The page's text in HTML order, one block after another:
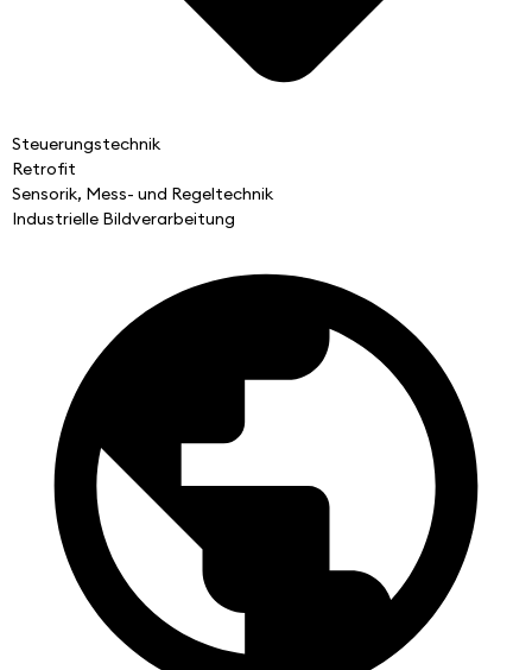
Steuerungstechnik
Retrofit
Sensorik, Mess- und Regeltechnik
Industrielle Bildverarbeitung